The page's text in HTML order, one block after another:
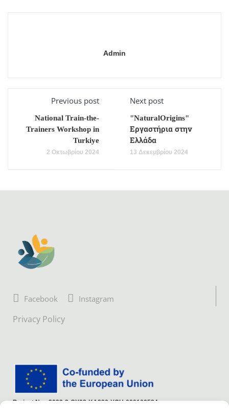
Admin
Previous post
National Train-the-
Trainers Workshop in
Turkiye
2 Οκτωβρίου 2024
Next post
"NaturalOrigins"
Εργαστήρια στην
Ελλάδα
13 Δεκεμβρίου 2024
Facebook Instagram
Privacy Policy
Project No.: 2022-2-CY02-KA220-YOU-000100524